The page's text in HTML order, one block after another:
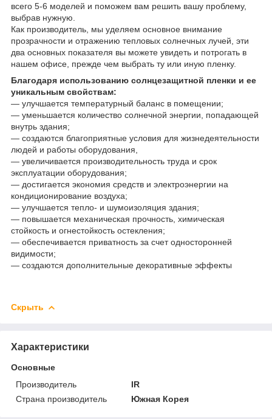
всего 5-6 моделей и поможем вам решить вашу проблему,
выбрав нужную.
Как производитель, мы уделяем основное внимание
прозрачности и отражению тепловых солнечных лучей, эти
два основных показателя вы можете увидеть и потрогать в
нашем офисе, прежде чем выбрать ту или иную пленку.
Благодаря использованию солнцезащитной пленки и ее
уникальным свойствам:
― улучшается температурный баланс в помещении;
― уменьшается количество солнечной энергии, попадающей
внутрь здания;
― создаются благоприятные условия для жизнедеятельности
людей и работы оборудования,
― увеличивается производительность труда и срок
эксплуатации оборудования;
― достигается экономия средств и электроэнергии на
кондиционирование воздуха;
― улучшается тепло- и шумоизоляция здания;
― повышается механическая прочность, химическая
стойкость и огнестойкость остекления;
― обеспечивается приватность за счет односторонней
видимости;
― создаются дополнительные декоративные эффекты
Скрыть
Характеристики
Основные
Производитель
IR
Страна производитель
Южная Корея